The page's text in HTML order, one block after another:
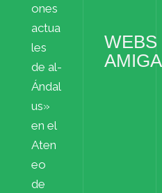
ones
actua
les
de al-
Ándal
us»
en el
Aten
eo
de
WEBS